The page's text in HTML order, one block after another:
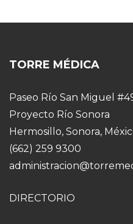
TORRE MÉDICA
Paseo Río San Miguel
Proyecto Río Sonora
Hermosillo, Sonora,
(662) 259 9300
DIRECTORIO